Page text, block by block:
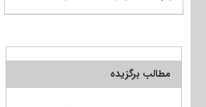
مطالب برگزیده